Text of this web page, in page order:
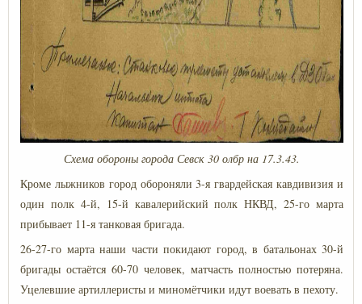
Схема обороны города Севск 30 олбр на 17.3.43.
Кроме лыжников город обороняли 3-я гвардейская кавдивизия и
один полк 4-й, 15-й кавалерийский полк НКВД, 25-го марта
прибывает 11-я танковая бригада.
26-27-го марта наши части покидают город, в батальонах 30-й
бригады остаётся 60-70 человек, матчасть полностью потеряна.
Уцелевшие артиллеристы и миномётчики идут воевать в пехоту.